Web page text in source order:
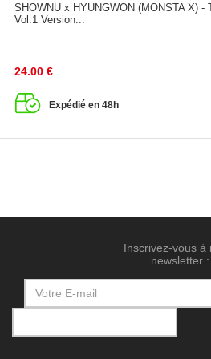
SHOWNU x HYUNGWON (MONSTA X) -
Vol.1 Version...
24.00 €
Expédié en 48h
Inscrivez-vous à
newsletter :